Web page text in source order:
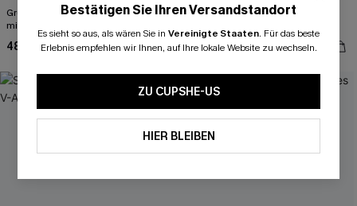
Grünes Low-Waist Triangel-Bikini-Set
mit Kontrastdetails
48,00 €
Schwarzes Bikini-Set mit
45,00 €
Bestätigen Sie Ihren Versandstandort
Es sieht so aus, als wären Sie in Vereinigte Staaten. Für das beste
Erlebnis empfehlen wir Ihnen, auf Ihre lokale Website zu wechseln.
ZU CUPSHE-US
HIER BLEIBEN